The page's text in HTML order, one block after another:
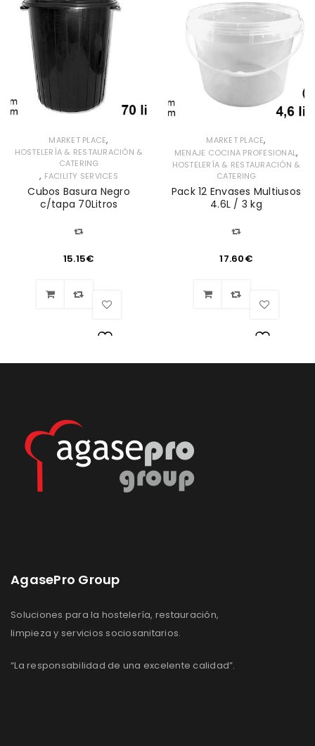
MARKET PLACE,
HOSTELERÍA & RESTAURACIÓN &
CATERING
, FACILITY SERVICES
Cubos Basura Negro
c/tapa 70Litros
15.15€
Lista
MARKET PLACE,
MENAJE COCINA PROFESIONAL,
HOSTELERÍA & RESTAURACIÓN &
CATERING
Pack 12 Envases Multiusos
4.6L / 3 kg
17.60€
Lista
AgasePro Group
Soluciones para la hostelería, restauración,
limpieza y servicios sociosanitarios.
“La responsabilidad de una excelente calidad”.